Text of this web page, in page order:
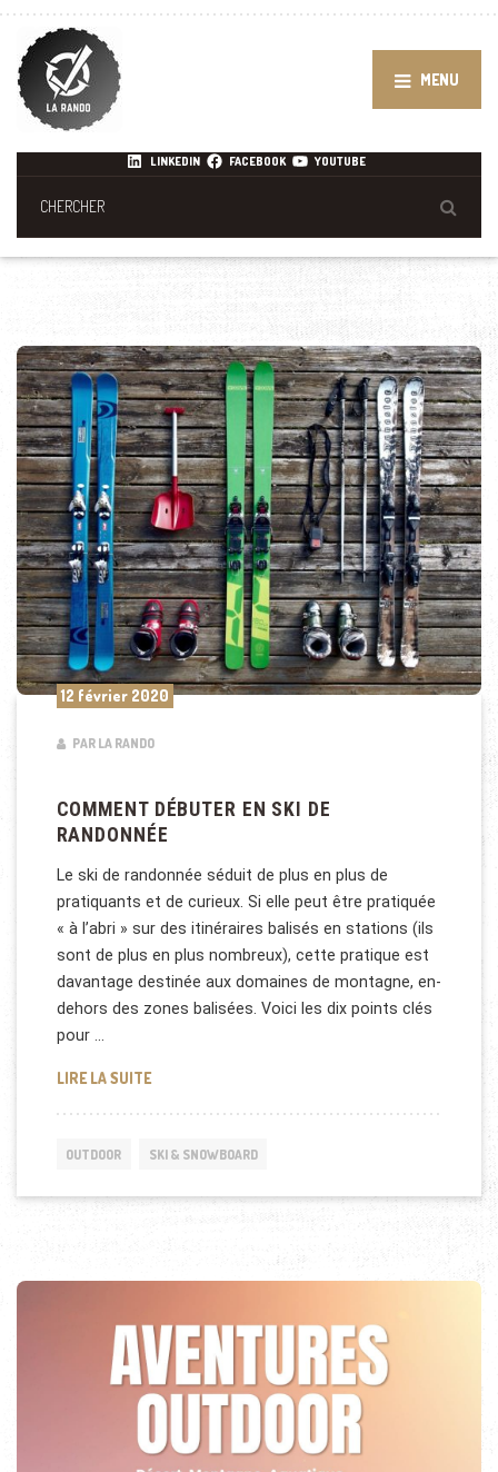
MENU
LINKEDIN FACEBOOK YOUTUBE
12 février 2020
PAR LA RANDO
COMMENT DÉBUTER EN SKI DE
RANDONNÉE
Le ski de randonnée séduit de plus en plus de
pratiquants et de curieux. Si elle peut être pratiquée
« à l’abri » sur des itinéraires balisés en stations (ils
sont de plus en plus nombreux), cette pratique est
davantage destinée aux domaines de montagne, en-
dehors des zones balisées. Voici les dix points clés
pour …
LIRE LA SUITECOMMENT DÉBUTER EN SKI DE RANDONNÉE
OUTDOOR SKI & SNOWBOARD